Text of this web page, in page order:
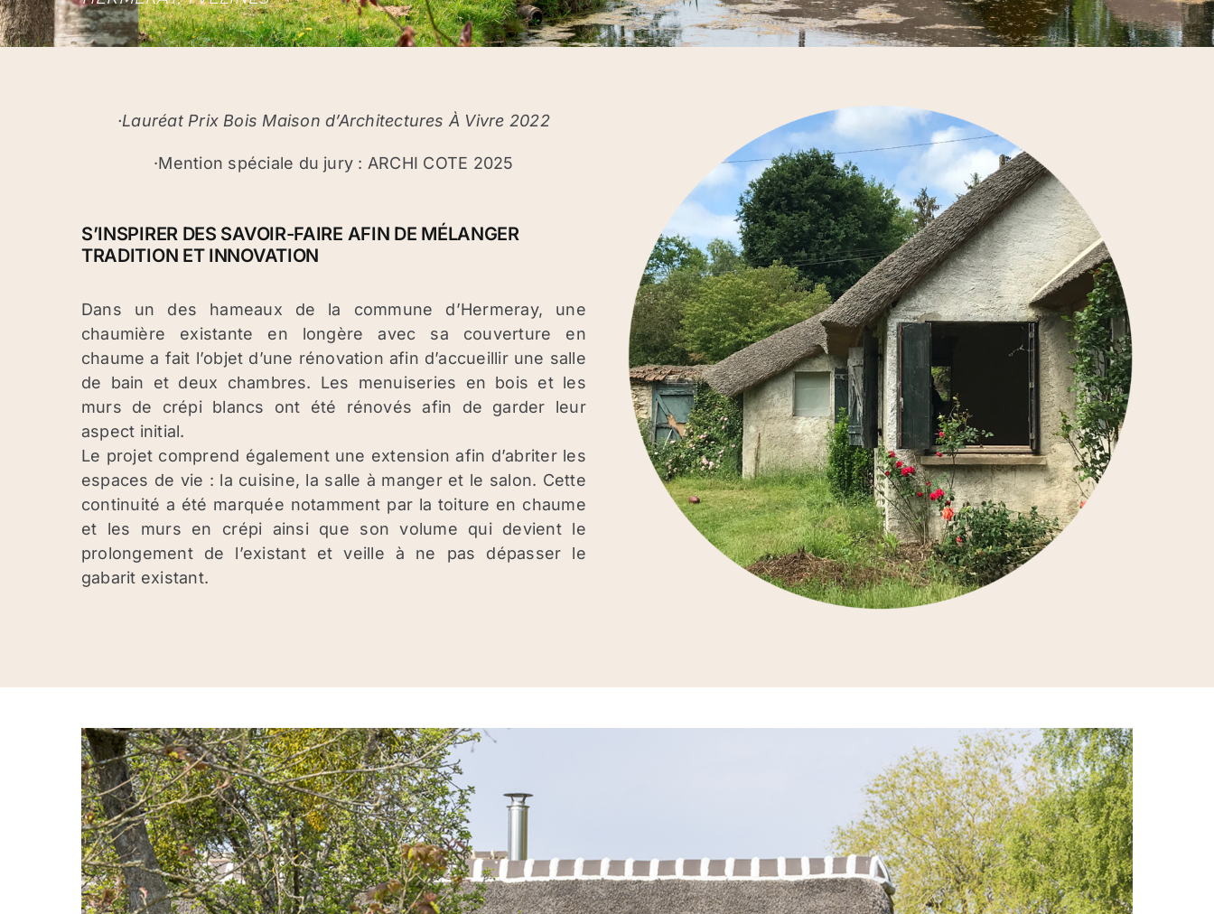
·Lauréat Prix Bois Maison d’Architectures À Vivre 2022
·Mention spéciale du jury : ARCHI COTE 2025
S’INSPIRER DES SAVOIR-FAIRE AFIN DE MÉLANGER
TRADITION ET INNOVATION
Dans un des hameaux de la commune d’Hermeray, une
chaumière existante en longère avec sa couverture en
chaume a fait l’objet d’une rénovation afin d’accueillir une salle
de bain et deux chambres. Les menuiseries en bois et les
murs de crépi blancs ont été rénovés afin de garder leur
aspect initial.
Le projet comprend également une extension afin d’abriter les
espaces de vie : la cuisine, la salle à manger et le salon. Cette
continuité a été marquée notamment par la toiture en chaume
et les murs en crépi ainsi que son volume qui devient le
prolongement de l’existant et veille à ne pas dépasser le
gabarit existant.